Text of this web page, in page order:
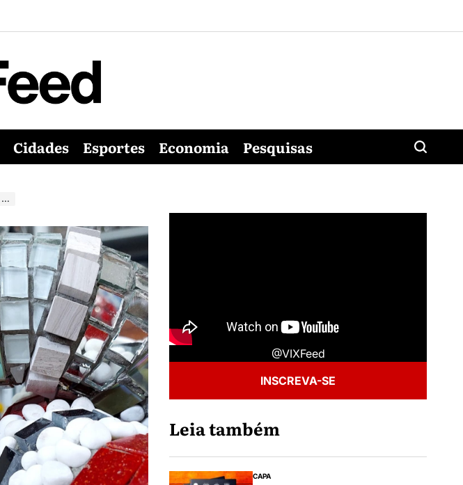
Cidades Esportes Economia Pesquisas
@VIXFeed
INSCREVA-SE
Leia também
CAPA